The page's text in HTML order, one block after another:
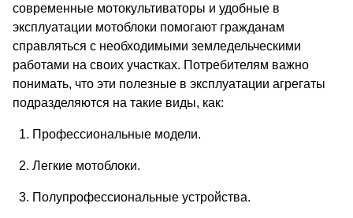
современные мотокультиваторы и удобные в
эксплуатации мотоблоки помогают гражданам
справляться с необходимыми земледельческими
работами на своих участках. Потребителям важно
понимать, что эти полезные в эксплуатации агрегаты
подразделяются на такие виды, как:
1. Профессиональные модели.
2. Легкие мотоблоки.
3. Полупрофессиональные устройства.